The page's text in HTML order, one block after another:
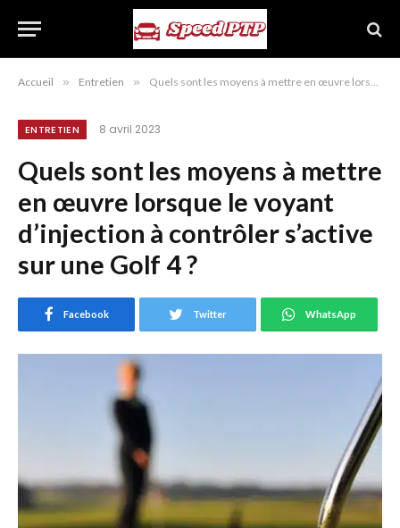
Accueil » Entretien » Quels sont les moyens à mettre en œuvre lorsque le voyant d’injection à contrôler s’active sur une Golf 4 ?
ENTRETIEN 8 avril 2023
Quels sont les moyens à mettre
en œuvre lorsque le voyant
d’injection à contrôler s’active
sur une Golf 4 ?
Facebook Twitter WhatsApp